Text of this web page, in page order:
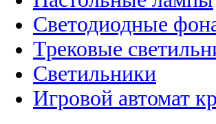
Светодиодные
Трековые
Светильники
Игровой автомат